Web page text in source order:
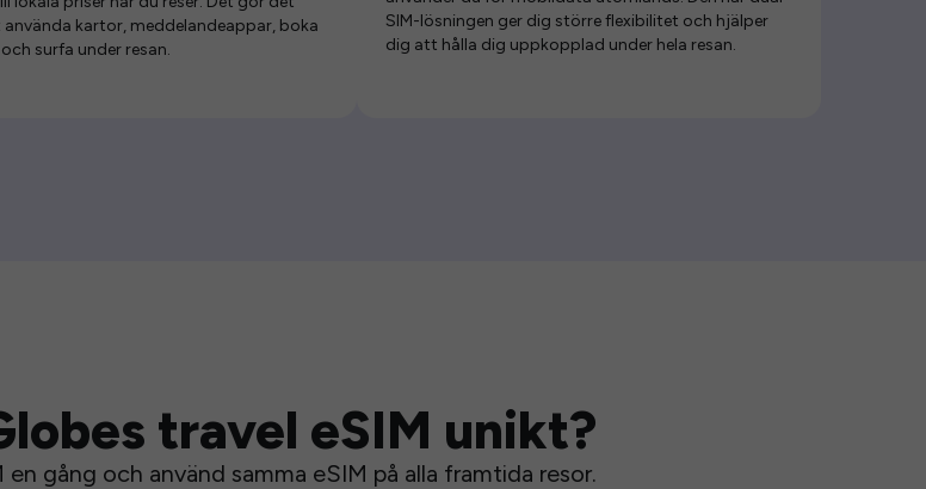
använda kartor, meddelandeappar, boka
surfa under resan.
SIM-lösningen ger dig större flexibilitet och hjälper
dig att hålla dig uppkopplad under hela resan.
travel eSIM unikt?
gång och använd samma eSIM på alla framtida resor.